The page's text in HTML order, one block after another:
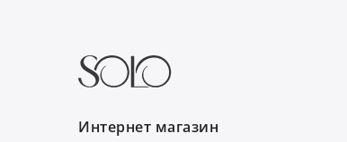
Интернет магазин